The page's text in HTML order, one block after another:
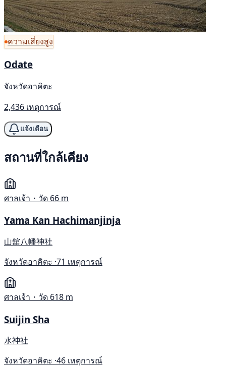
ความเสี่ยงสูง
Odate
จังหวัดอาคิตะ
2,436 เหตุการณ์
แจ้งเตือน
สถานที่ใกล้เคียง
ศาลเจ้า・วัด 66 m
Yama Kan Hachimanjinja
山舘八幡神社
จังหวัดอาคิตะ ·71 เหตุการณ์
ศาลเจ้า・วัด 618 m
Suijin Sha
水神社
จังหวัดอาคิตะ ·46 เหตุการณ์